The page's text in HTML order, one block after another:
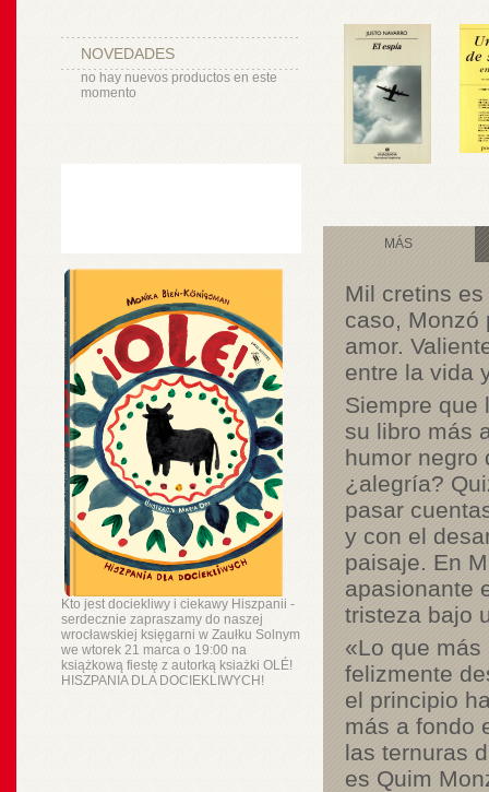
NOVEDADES
no hay nuevos productos en este
momento
Kto jest dociekliwy i ciekawy Hiszpanii -
serdecznie zapraszamy do naszej
wrocławskiej księgarni w Zaułku Solnym
we wtorek 21 marca o 19:00 na
książkową fiestę z autorką ksiażki OLÉ!
HISZPANIA DLA DOCIEKLIWYCH!
MÁS
Mil cretins
caso, Monzó
amor.
entre la vida
Siempre que
su libro más
humor negro
¿alegría?
pasar
y con el
paisaje. En
apasionante
tristeza bajo
«Lo que más
felizmente
el principio
más a fondo
las ternuras
es Quim